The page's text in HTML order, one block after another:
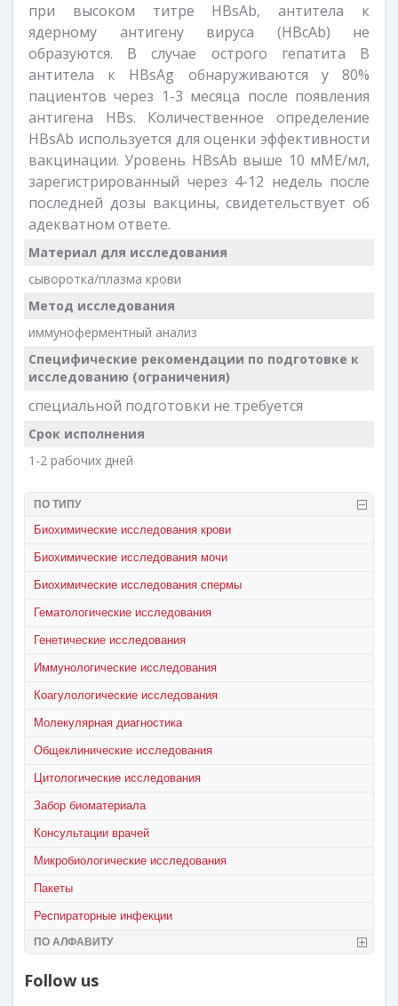
при высоком титре HBsAb, антитела к
ядерному антигену вируса (HBcAb) не
образуются. В случае острого гепатита В
антитела к HBsAg обнаруживаются у 80%
пациентов через 1-3 месяца после появления
антигена HBs. Количественное определение
HBsAb используется для оценки эффективности
вакцинации. Уровень HBsAb выше 10 мМЕ/мл,
зарегистрированный через 4-12 недель после
последней дозы вакцины, свидетельствует об
адекватном ответе.
Материал для исследования
сыворотка/плазма крови
Метод исследования
иммуноферментный анализ
Специфические рекомендации по подготовке к
исследованию (ограничения)
специальной подготовки не требуется
Срок исполнения
1-2 рабочих дней
ПО ТИПУ
Биохимические исследования крови
Биохимические исследования мочи
Биохимические исследования спермы
Гематологические исследования
Генетические исследования
Иммунологические исследования
Коагулологические исследования
Молекулярная диагностика
Общеклинические исследования
Цитологические исследования
Забор биоматериала
Консультации врачей
Микробиологические исследования
Пакеты
Респираторные инфекции
ПО АЛФАВИТУ
Follow us